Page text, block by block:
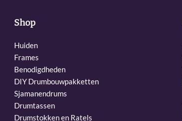
Shop
Huiden
Frames
Benodigdheden
DIY Drumbouwpakketten
Sjamanendrums
Drumtassen
Drumstokken en Ratels